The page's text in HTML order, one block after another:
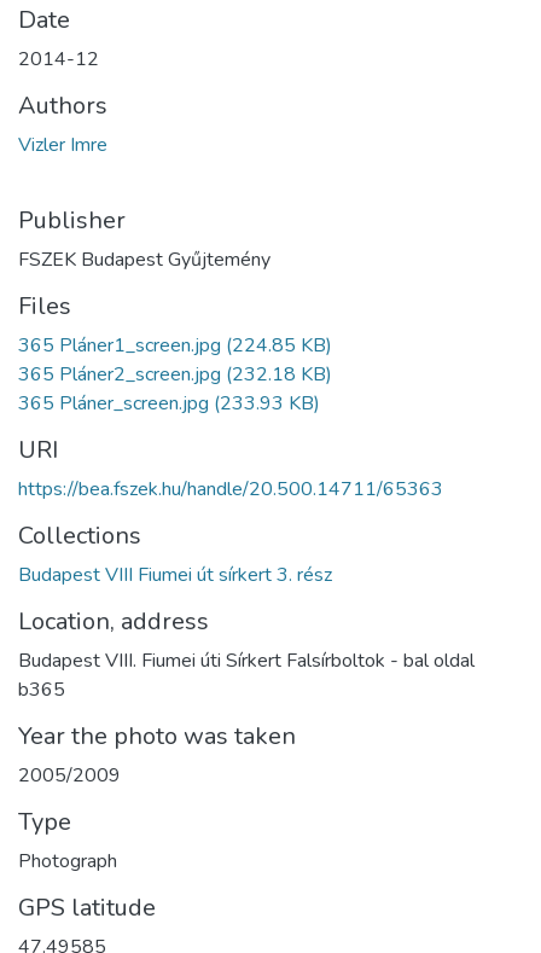
Date
2014-12
Authors
Vizler Imre
Publisher
FSZEK Budapest Gyűjtemény
Files
365 Pláner1_screen.jpg (224.85 KB)
365 Pláner2_screen.jpg (232.18 KB)
365 Pláner_screen.jpg (233.93 KB)
URI
https://bea.fszek.hu/handle/20.500.14711/65363
Collections
Budapest VIII Fiumei út sírkert 3. rész
Location, address
Budapest VIII. Fiumei úti Sírkert Falsírboltok - bal oldal
b365
Year the photo was taken
2005/2009
Type
Photograph
GPS latitude
47.49585